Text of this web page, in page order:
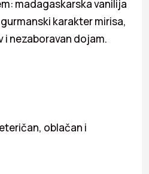
madagaskarska vanilija
karakter mirisa,
nezaboravan dojam.
oblačan i